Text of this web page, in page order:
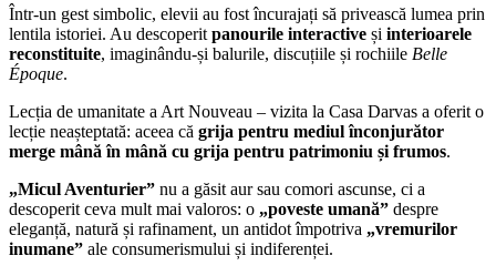
Într-un gest simbolic, elevii au fost încurajați să privească lumea prin
lentila istoriei. Au descoperit panourile interactive și interioarele
reconstituite, imaginându-și balurile, discuțiile și rochiile Belle
Époque.
Lecția de umanitate a Art Nouveau – vizita la Casa Darvas a oferit o
lecție neașteptată: aceea că grija pentru mediul înconjurător
merge mână în mână cu grija pentru patrimoniu și frumos.
„Micul Aventurier” nu a găsit aur sau comori ascunse, ci a
descoperit ceva mult mai valoros: o „poveste umană” despre
eleganță, natură și rafinament, un antidot împotriva „vremurilor
inumane” ale consumerismului și indiferenței.